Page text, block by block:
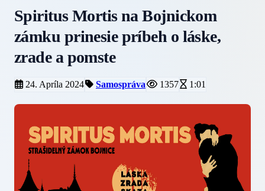
Spiritus Mortis na Bojnickom
zámku prinesie príbeh o láske,
zrade a pomste
24. Apríla 2024 Samospráva 1357 1:01